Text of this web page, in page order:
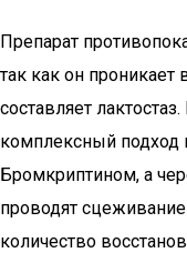
Препарат
так как он
составляет
комплексный подход
Бромкриптином, а
проводят
количество